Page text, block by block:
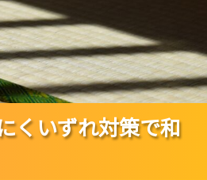
くいずれ対策で和
くいずれ対策で和
くいずれ対策で和